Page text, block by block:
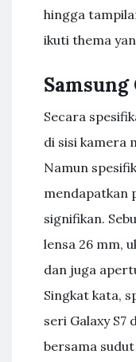
hingga
ikuti thema
Samsung
Secara
di sisi kamera
Namun
mendapatkan
signifikan.
lensa 26 mm,
dan juga
Singkat kata,
seri Galaxy
bersama